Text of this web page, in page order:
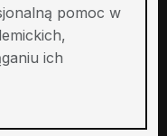
pomoc w
ich